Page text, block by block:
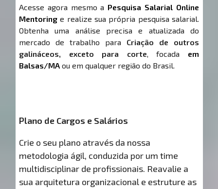
Acesse agora mesmo a Pesquisa Salarial Online
Mentoring e realize sua própria pesquisa salarial.
Obtenha uma análise precisa e atualizada do
mercado de trabalho para Criação de outros
galináceos, exceto para corte, focada em
Balsas/MA ou em qualquer região do Brasil.
Plano de Cargos e Salários
Crie o seu plano através da nossa
metodologia ágil, conduzida por um time
multidisciplinar de profissionais. Reavalie a
sua arquitetura organizacional e estruture as